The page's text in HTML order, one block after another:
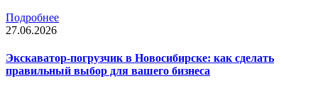
Подробнее
27.06.2026
Экскаватор-погрузчик в Новосибирске: как сделать
правильный выбор для вашего бизнеса